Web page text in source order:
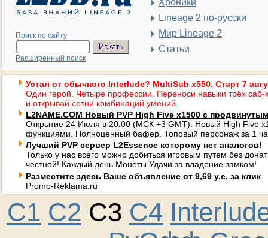
Поиск по сайту
Расширенный поиск
Хроники
Lineage 2 по-русски
Мир Lineage 2
Статьи
Устал от обычного Interlude? MultiSub x550. Старт 7
Один герой. Четыре профессии. Переноси навыки трёх саб-
и открывай сотни комбинаций умений.
L2NAME.COM Новый PVP High Five x1500 с
Открытие 24 Июля в 20:00 (МСК +3 GMT). Новый High Five
функциями. Полноценный бафер. Топовый персонаж за 1
Лучший PVP сервер L2Essence которому нет аналогов!
Только у нас всего можно добиться игровым путем без
честной! Каждый день Монеты Удачи за владение замком!
Разместите здесь Ваше объявление от 9,69 у.е. за клик
Promo-Reklama.ru
C1 C2 C3 C4